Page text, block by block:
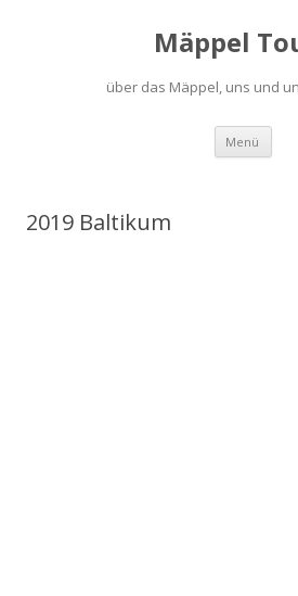
Mäppel
über das Mäppel, uns und
Menü Zum
2019 Baltikum